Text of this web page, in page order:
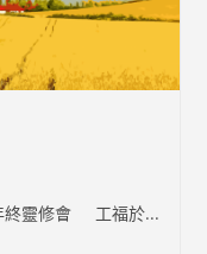
終靈修會 工福於...